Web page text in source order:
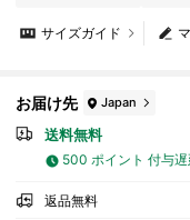
サイズガイド
お届け先 Japan
送料無料
500 ポイント 付与遅
返品無料